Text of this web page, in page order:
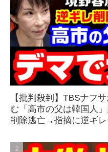
【批判殺到】TBSナフ
む「高市の父は韓国人
削除逃亡→指摘に逆ギレ